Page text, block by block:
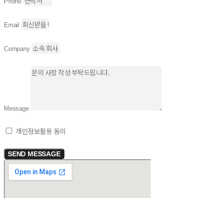
Email
Company
Message
개인정보활용 동의
SEND MESSAGE